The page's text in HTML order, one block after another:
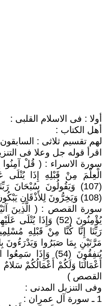
أولا : فى الاسلام القلبى :
أهل الكتاب :
لهم تقسيم ثلاثى :
اقرأ قوله جل وعلا فى
سورة الاسراء : ( قُلْ آمِنُوا
الْعِلْمَ مِنْ قَبْلِهِ إِذَا يُتْلَى
(107) وَيَقُولُونَ سُبْحَانَ
(108) وَيَخِرُّونَ لِلأَذْقَانِ يَبْكُونَ وَيَزِيدُهُمْ خُشُوعاً (109)
سورة القصص : ( الَّذِينَ
يُؤْمِنُونَ (52) وَإِذَا
مَرَّتَيْنِ بِمَا صَبَرُوا وَيَدْرَءُونَ
يُنفِقُونَ (54) وَإِذَا
القصص )
وفى التنزيل المدنى :
1 ـ سورة آل عمران :